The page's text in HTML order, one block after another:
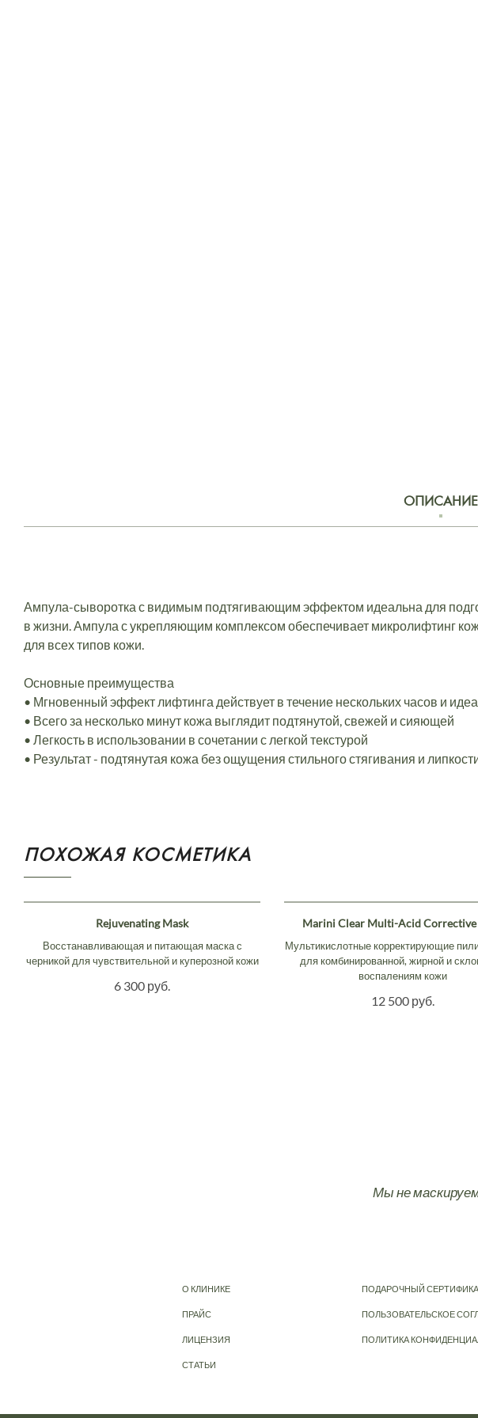
ОПИСАНИЕ
Ампула-сыворотка с видимым подтягивающим эффектом идеальна для
в жизни. Ампула с укрепляющим комплексом обеспечивает микролифтинг
для всех типов кожи.
Основные преимущества
• Мгновенный эффект лифтинга действует в течение нескольких часов и
• Всего за несколько минут кожа выглядит подтянутой, свежей и сияющей
• Легкость в использовании в сочетании с легкой текстурой
• Результат - подтянутая кожа без ощущения стильного стягивания и
ПОХОЖАЯ КОСМЕТИКА
Rejuvenating Mask
Восстанавливающая и питающая маска с
черникой для чувствительной и куперозной кожи
6 300 руб.
Marini Clear Multi-Acid Corrective
Мультикислотные корректирующие
для комбинированной, жирной и
воспалениям кожи
12 500 руб.
Мы не
О КЛИНИКЕ
ПРАЙС
ЛИЦЕНЗИЯ
СТАТЬИ
ПОДАРОЧНЫЙ
ПОЛЬЗОВАТЕЛЬСКОЕ
ПОЛИТИКА